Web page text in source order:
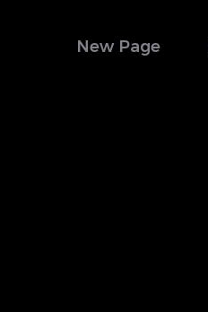
New Page